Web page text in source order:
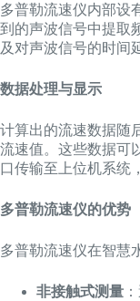
多普勒流速仪内部设
到的声波信号中提取
及对声波信号的时间
数据处理与显示
计算出的流速数据随
流速值。这些数据可
口传输至上位机系统
多普勒流速仪的优势
多普勒流速仪在智慧
非接触式测量